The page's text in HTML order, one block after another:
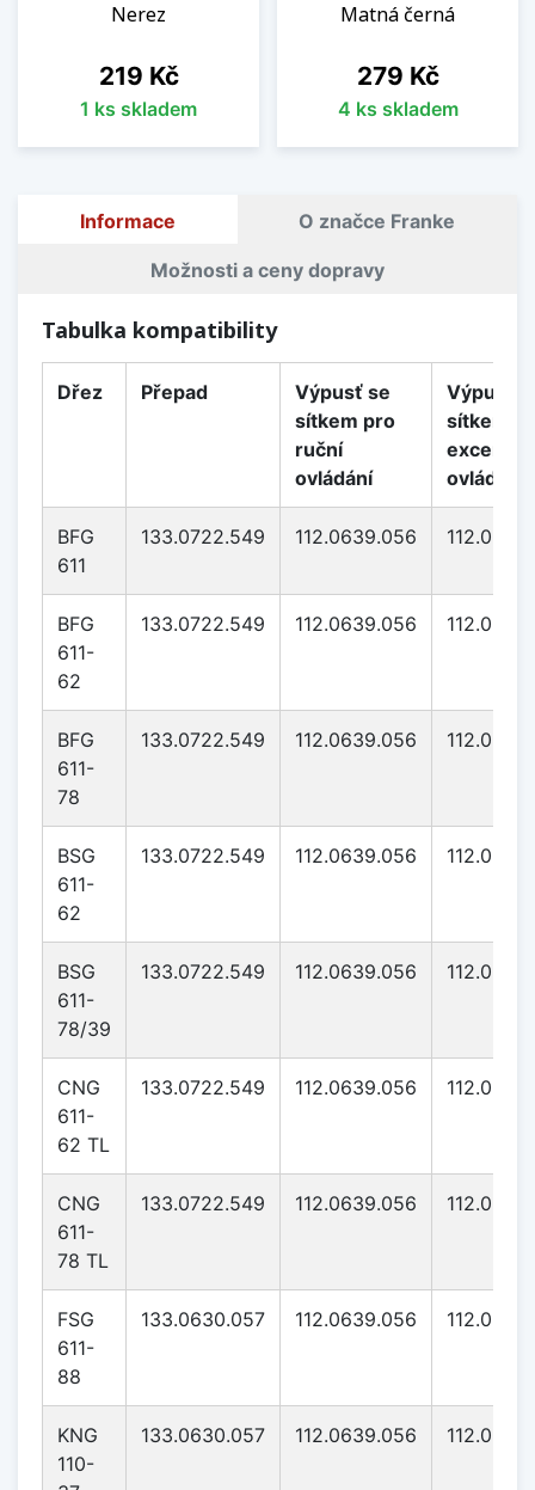
Nerez
Cena
219 Kč
1 ks skladem
Matná černá
Cena
279 Kč
4 ks skladem
Informace O značce Franke
Možnosti a ceny dopravy
Tabulka kompatibility
Dřez Přepad
Výpusť se
sítkem pro
ruční
ovládání
Výpusť
sítkem
ovládání
BFG
611
133.0722.549 112.0639.056
BFG
611-
62
133.0722.549 112.0639.056
BFG
611-
78
133.0722.549 112.0639.056
BSG
611-
62
133.0722.549 112.0639.056
BSG
611-
78/39
133.0722.549 112.0639.056
CNG
611-
62 TL
133.0722.549 112.0639.056
CNG
611-
78 TL
133.0722.549 112.0639.056
FSG
611-
88
133.0630.057 112.0639.056
KNG
110-
133.0630.057 112.0639.056